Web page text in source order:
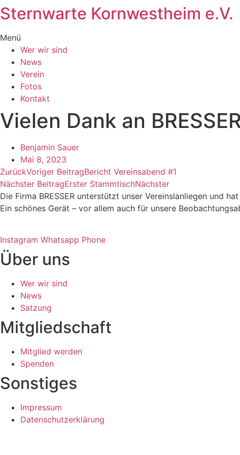
Zum
Inhalt
wechseln
Sternwarte Kornwestheim e.V.
Menü
Wer wir sind
News
Verein
Fotos
Kontakt
Vielen Dank an
Benjamin Sauer
Mai 8, 2023
ZurückVoriger BeitragBericht Vereinsabend #1
Nächster BeitragErster StammtischNächster
Die Firma BRESSER unterstützt unser Vereinslanliegen und
Ein schönes Gerät – vor allem auch für unsere
Instagram Whatsapp Phone
Über uns
Wer wir sind
News
Satzung
Mitgliedschaft
Mitglied werden
Spenden
Sonstiges
Impressum
Datenschutzerklärung